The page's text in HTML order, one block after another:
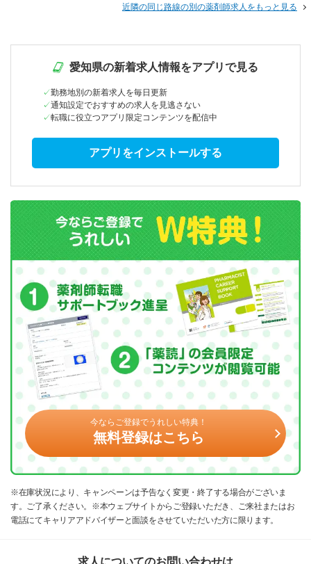
近隣の同じ路線の別の薬剤師求人をもっと見る
愛知県の新着求人情報をアプリで見る
勤務地別の新着求人を毎日更新
通知設定でおすすめの求人を見逃さない
転職に役立つアプリ限定コンテンツを配信中
アプリをインストールする
今ならご登録でうれしい特典！
無料登録はこちら
※在庫状況により、キャンペーンは予告なく変更・終了する場合がございま
す。ご了承ください。※本ウェブサイトからご登録いただき、ご来社またはお
電話にてキャリアアドバイザーと面談をさせていただいた方に限ります。
求人についてのお問い合わせは